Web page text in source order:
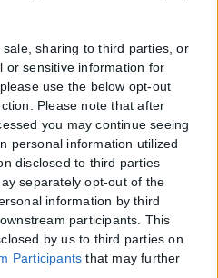
sharing to third parties, or
or sensitive information for
use the below opt-out
Please note that after
you may continue seeing
personal information utilized
disclosed to third parties
separately opt-out of the
information by third
participants. This
by us to third parties on
Participants that may further